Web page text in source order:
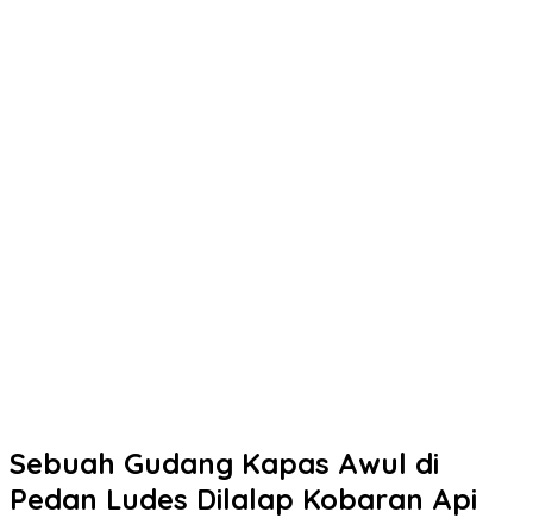
Sebuah Gudang Kapas Awul di
Pedan Ludes Dilalap Kobaran Api